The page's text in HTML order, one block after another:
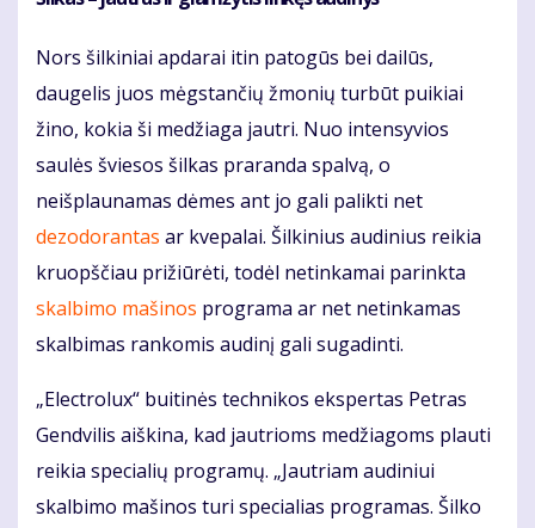
Nors šilkiniai apdarai itin patogūs bei dailūs,
daugelis juos mėgstančių žmonių turbūt puikiai
žino, kokia ši medžiaga jautri. Nuo intensyvios
saulės šviesos šilkas praranda spalvą, o
neišplaunamas dėmes ant jo gali palikti net
dezodorantas ar kvepalai. Šilkinius audinius reikia
kruopščiau prižiūrėti, todėl netinkamai parinkta
skalbimo mašinos programa ar net netinkamas
skalbimas rankomis audinį gali sugadinti.
„Electrolux“ buitinės technikos ekspertas Petras
Gendvilis aiškina, kad jautrioms medžiagoms plauti
reikia specialių programų. „Jautriam audiniui
skalbimo mašinos turi specialias programas. Šilko